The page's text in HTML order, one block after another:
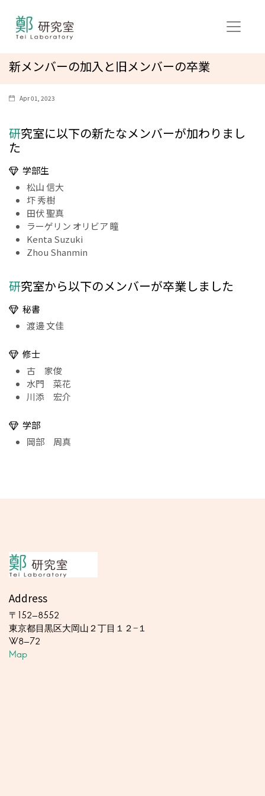
新メンバーの加入と旧メンバーの卒業
Apr 01, 2023
研究室に以下の新たなメンバーが加わりまし
た
学部生
松山 信大
圷 秀樹
田伏 聖真
ラーゲリン オリビア 瞳
Kenta Suzuki
Zhou Shanmin
研究室から以下のメンバーが卒業しました
秘書
渡邊 文佳
修士
古 家俊
水門 菜花
川添 宏介
学部
岡部 周真
Address
〒152-8552
東京都目黒区大岡山２丁目１２−１
W8-72
Map